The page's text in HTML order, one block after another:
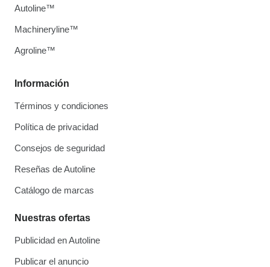
Información
Términos y condiciones
Política de privacidad
Consejos de seguridad
Reseñas de Autoline
Catálogo de marcas
Nuestras ofertas
Publicidad en Autoline
Publicar el anuncio
Autoline™
Machineryline™
Agroline™